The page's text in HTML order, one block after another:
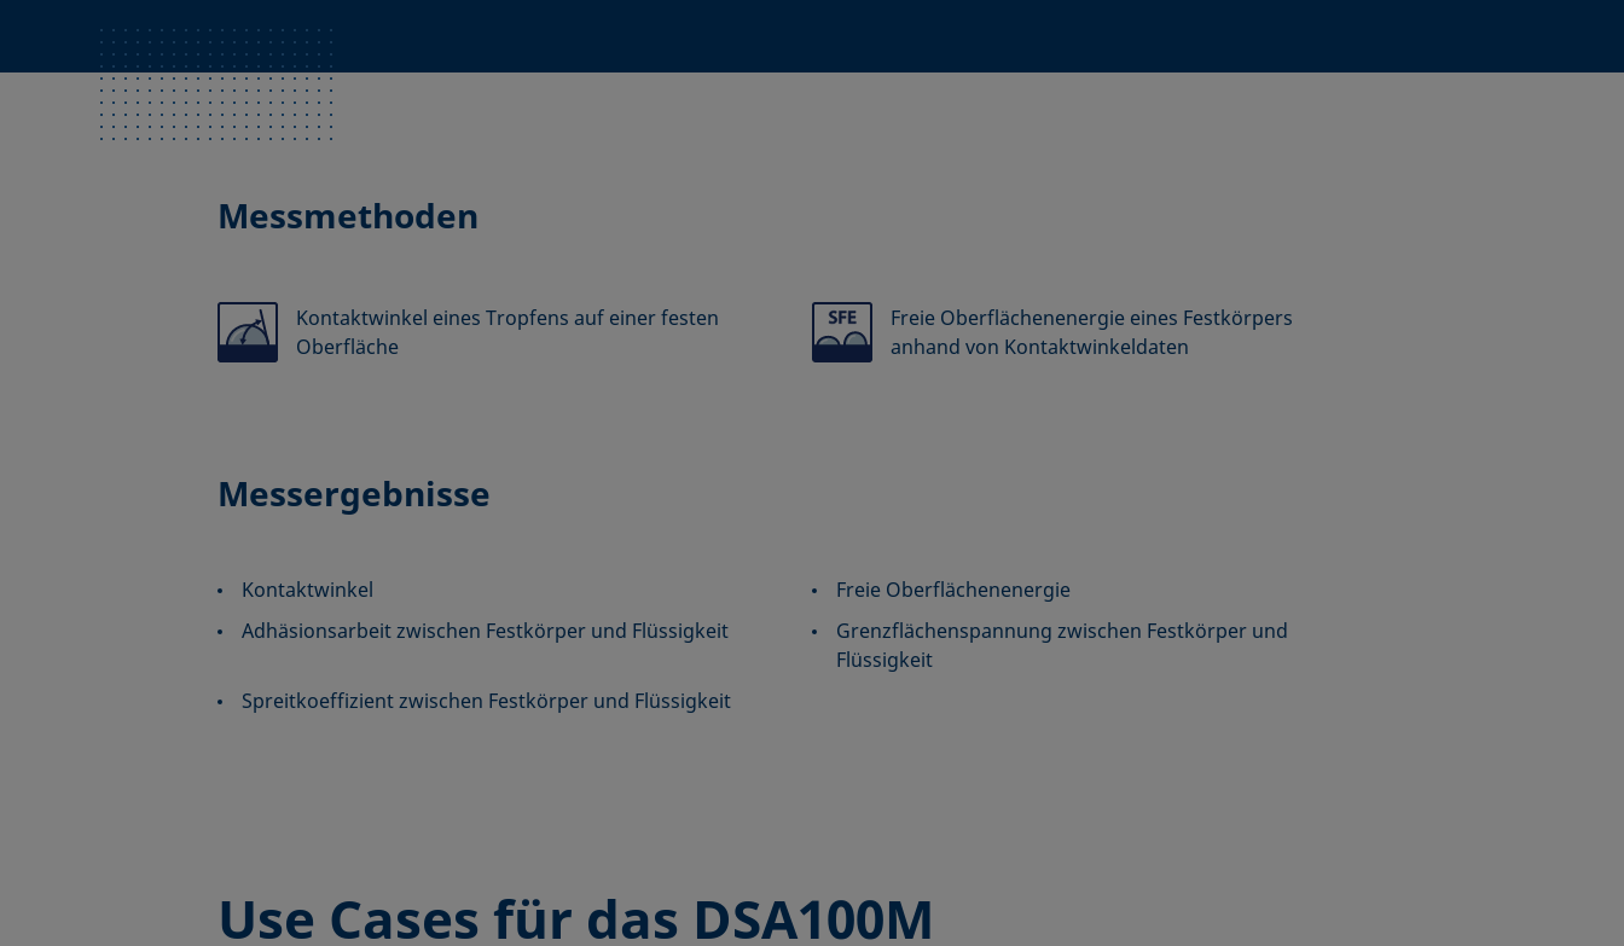
Messmethoden
Kontaktwinkel eines Tropfens auf einer festen
Oberfläche
Freie Oberflächenenergie eines Festkörpers
anhand von Kontaktwinkeldaten
Messergebnisse
Kontaktwinkel
Freie Oberflächenenergie
Adhäsionsarbeit zwischen Festkörper und Flüssigkeit
Grenzflächenspannung zwischen Festkörper und
Flüssigkeit
Spreitkoeffizient zwischen Festkörper und Flüssigkeit
Use Cases für das DSA100M